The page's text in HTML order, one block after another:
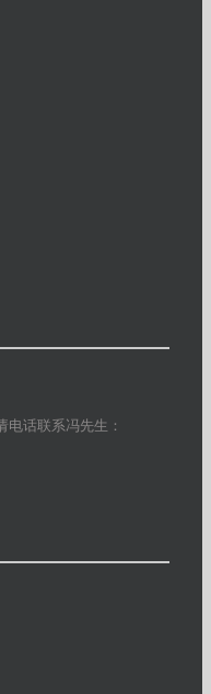
话联系冯先生：